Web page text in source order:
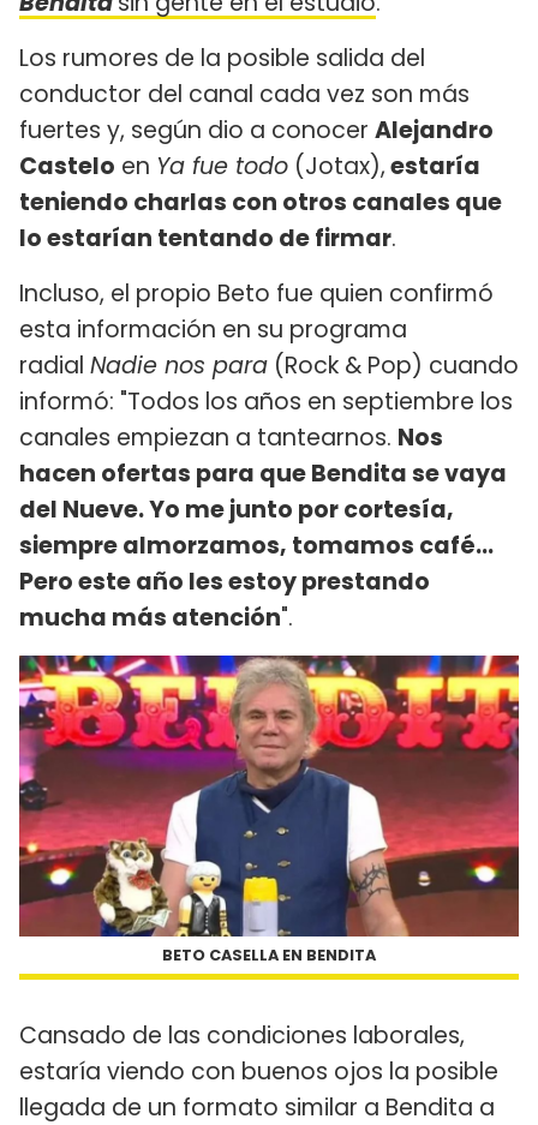
Los rumores de la posible salida del
conductor del canal cada vez son más
fuertes y, según dio a conocer Alejandro
Castelo en Ya fue todo (Jotax),estaría
teniendo charlas con otros canales que
lo estarían tentando de firmar.
Incluso, el propio Beto fue quien confirmó
esta información en su programa
radial Nadie nos para (Rock & Pop) cuando
informó: "Todos los años en septiembre los
canales empiezan a tantearnos. Nos
hacen ofertas para que Bendita se vaya
del Nueve. Yo me junto por cortesía,
siempre almorzamos, tomamos café...
Pero este año les estoy prestando
mucha más atención".
BETO CASELLA EN BENDITA
Cansado de las condiciones laborales,
estaría viendo con buenos ojos la posible
llegada de un formato similar a Bendita a